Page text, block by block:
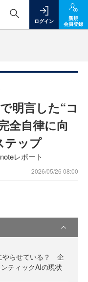
ログイン
新規
会員登録
明言した“コ
全自律に向
テップ
レポート
2026/05/26 08:00
やらせている？ 企
ティックAIの現状